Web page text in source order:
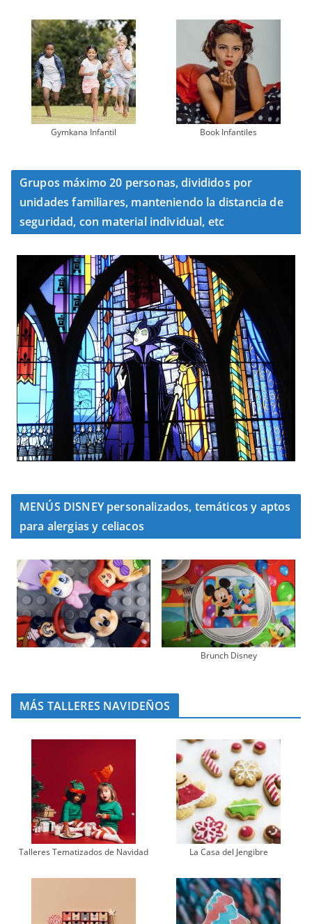
Gymkana Infantil Book Infantiles
Grupos máximo 20 personas, divididos por
unidades familiares, manteniendo la distancia de
seguridad, con material individual, etc
MENÚS DISNEY personalizados, temáticos y aptos
para alergias y celiacos
Brunch Disney
MÁS TALLERES NAVIDEÑOS
Talleres Tematizados de Navidad La Casa del Jengibre